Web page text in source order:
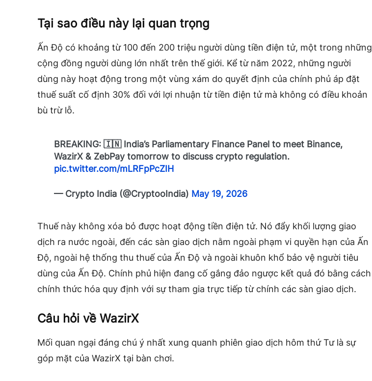
Tại sao điều này lại quan trọng
Ấn Độ có khoảng từ 100 đến 200 triệu người dùng tiền điện tử, một trong những
cộng đồng người dùng lớn nhất trên thế giới. Kể từ năm 2022, những người
dùng này hoạt động trong một vùng xám do quyết định của chính phủ áp đặt
thuế suất cố định 30% đối với lợi nhuận từ tiền điện tử mà không có điều khoản
bù trừ lỗ.
BREAKING: 🇮🇳 India’s Parliamentary Finance Panel to meet Binance,
WazirX & ZebPay tomorrow to discuss crypto regulation.
pic.twitter.com/mLRFpPcZIH
— Crypto India (@CryptooIndia) May 19, 2026
Thuế này không xóa bỏ được hoạt động tiền điện tử. Nó đẩy khối lượng giao
dịch ra nước ngoài, đến các sàn giao dịch nằm ngoài phạm vi quyền hạn của Ấn
Độ, ngoài hệ thống thu thuế của Ấn Độ và ngoài khuôn khổ bảo vệ người tiêu
dùng của Ấn Độ. Chính phủ hiện đang cố gắng đảo ngược kết quả đó bằng cách
chính thức hóa quy định với sự tham gia trực tiếp từ chính các sàn giao dịch.
Câu hỏi về WazirX
Mối quan ngại đáng chú ý nhất xung quanh phiên giao dịch hôm thứ Tư là sự
góp mặt của WazirX tại bàn chơi.